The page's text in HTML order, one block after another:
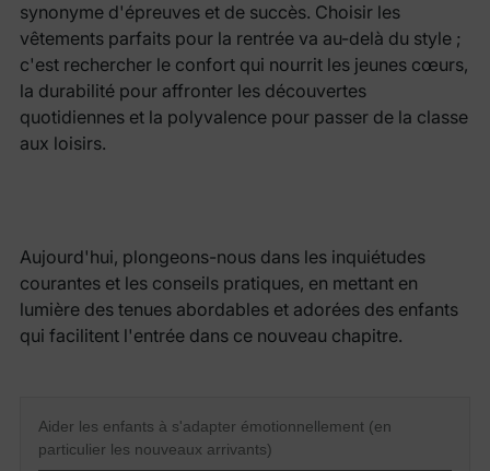
synonyme d'épreuves et de succès. Choisir les
vêtements parfaits pour la rentrée va au-delà du style ;
c'est rechercher le confort qui nourrit les jeunes cœurs,
la durabilité pour affronter les découvertes
quotidiennes et la polyvalence pour passer de la classe
aux loisirs.
Aujourd'hui, plongeons-nous dans les inquiétudes
courantes et les conseils pratiques, en mettant en
lumière des tenues abordables et adorées des enfants
qui facilitent l'entrée dans ce nouveau chapitre.
Aider les enfants à s'adapter émotionnellement (en
particulier les nouveaux arrivants)